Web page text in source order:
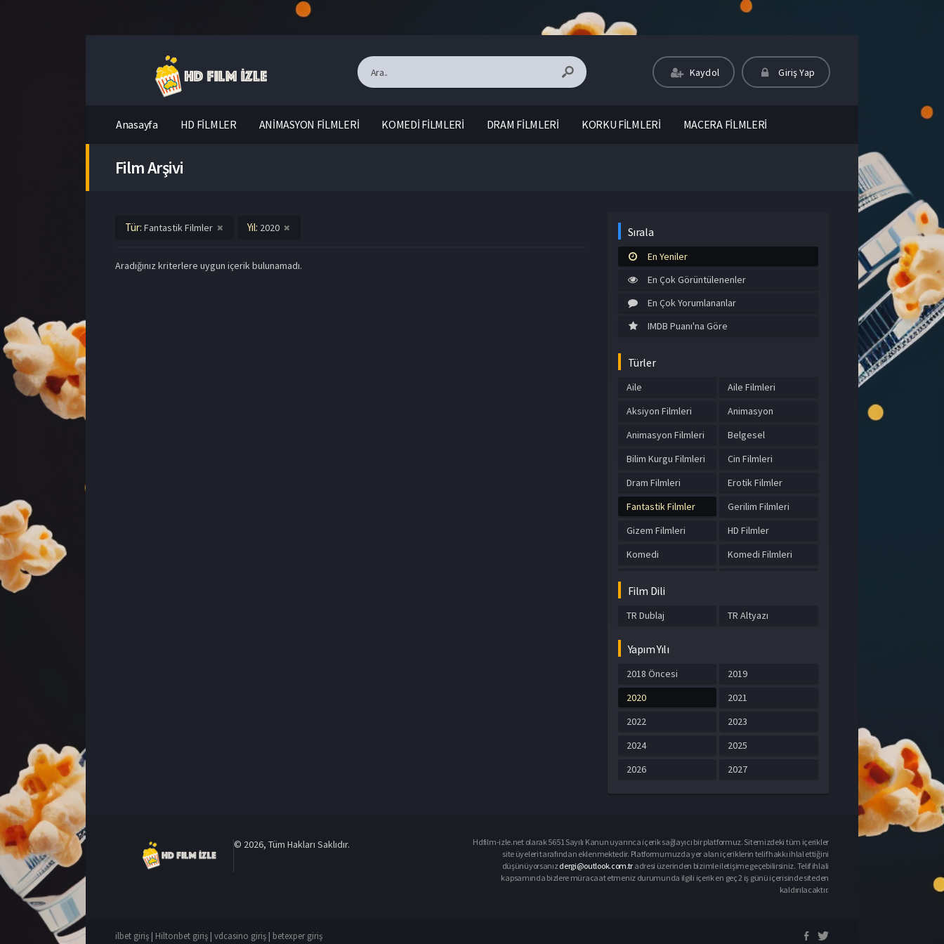
Kaydol Giriş Yap
Anasayfa HD FİLMLER ANİMASYON FİLMLERİ KOMEDİ FİLMLERİ DRAM FİLMLERİ KORKU FİLMLERİ MACERA FİLMLERİ
Film Arşivi
Tür: Fantastik Filmler Yıl: 2020
Aradığınız kriterlere uygun içerik bulunamadı.
Sırala
En Yeniler
En Çok Görüntülenenler
En Çok Yorumlananlar
IMDB Puanı'na Göre
Türler
Aile
Aile Filmleri
Aksiyon Filmleri
Animasyon
Animasyon Filmleri
Belgesel
Bilim Kurgu Filmleri
Cin Filmleri
Dram Filmleri
Erotik Filmler
Fantastik Filmler
Gerilim Filmleri
Gizem Filmleri
HD Filmler
Komedi
Komedi Filmleri
Film Dili
TR Dublaj TR Altyazı
Yapım Yılı
2018 Öncesi
2019
2020
2021
2022
2023
2024
2025
2026
2027
© 2026, Tüm Hakları Saklıdır.
Hdfilm-izle.net olarak 5651 Sayılı Kanun uyarınca içerik sağlayıcı bir platformuz. Sitemizdeki tüm içerikler
site üyeleri tarafından eklenmektedir. Platformumuzda yer alan içeriklerin telif hakkı ihlal ettiğini
düşünüyorsanızdergi@outlook.com.tr adresi üzerinden bizimle iletişime geçebilirsiniz. Telif ihlali
kapsamında bizlere müracaat etmeniz durumunda ilgili içerik en geç 2 iş günü içerisinde siteden
kaldırılacaktır.
ilbet giriş | Hiltonbet giriş | vdcasino giriş | betexper giriş